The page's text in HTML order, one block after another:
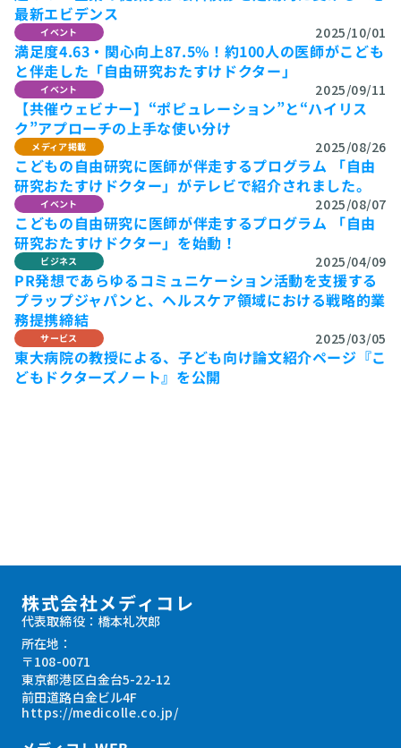
最新エビデンス
2025/10/01
イベント
満足度4.63・関心向上87.5%！約100人の医師がこども
と伴走した「自由研究おたすけドクター」
2025/09/11
イベント
【共催ウェビナー】“ポピュレーション”と“ハイリス
ク”アプローチの上手な使い分け
2025/08/26
メディア掲載
こどもの自由研究に医師が伴走するプログラム 「自由
研究おたすけドクター」がテレビで紹介されました。
2025/08/07
イベント
こどもの自由研究に医師が伴走するプログラム 「自由
研究おたすけドクター」を始動！
2025/04/09
ビジネス
PR発想であらゆるコミュニケーション活動を支援する
プラップジャパンと、ヘルスケア領域における戦略的業
務提携締結
2025/03/05
サービス
東大病院の教授による、子ども向け論文紹介ページ『こ
どもドクターズノート』を公開
株式会社メディコレ
代表取締役：橋本礼次郎
所在地：
〒108-0071
東京都港区白金台5-22-12
前田道路白金ビル4F
https://medicolle.co.jp/